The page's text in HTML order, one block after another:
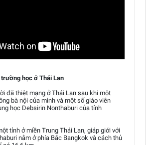
học ở Thái Lan
đã thiệt mạng ở Thái Lan sau khi một
bà nội của mình và một số giáo viên
học Debsirin Nonthaburi của tỉnh
tỉnh ở miền Trung Thái Lan, giáp giới với
nằm ở phía Bắc Bangkok và cách thủ